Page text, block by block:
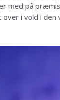
med på
i vold i